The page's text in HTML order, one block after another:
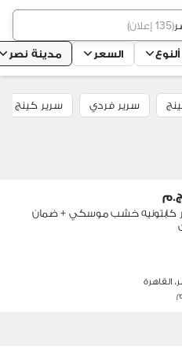
(135 إعلان )
ألنوع السعر مدينة نصر
سرير فردي سرير كينج
كابتونيه خشب موسكي + ضمان
القاهرة